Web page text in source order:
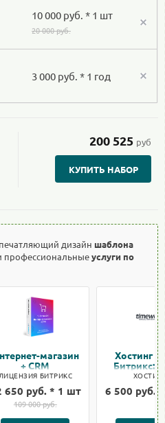
10 000 руб. * 1 шт
20 000 руб.
3 000 руб. * 1 год
200 525 руб
КУПИТЬ НАБОР
дизайн шаблона
профессиональныеуслуги по
магазин
+ CRM
БИТРИКС
650 руб. * 1 шт
109 000 руб.
Хостинг
Битрикс: 1
6 500 руб. *